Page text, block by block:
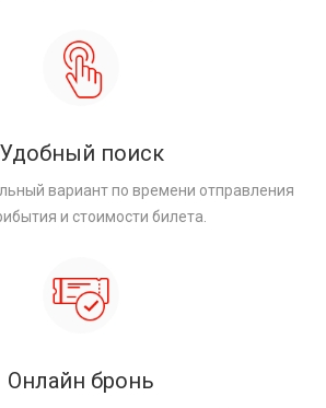
Удобный поиск
вариант по времени отправления
и стоимости билета.
Онлайн бронь